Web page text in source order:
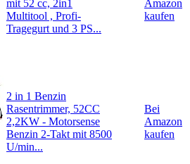
mit 52 cc, 2in1
Multitool , Profi-
Tragegurt und 3 PS...
Amazon
kaufen
2 in 1 Benzin
Rasentrimmer, 52CC
2,2KW - Motorsense
Benzin 2-Takt mit 8500
U/min...
Bei
Amazon
kaufen